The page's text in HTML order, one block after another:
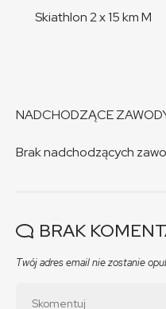
Skiathlon 2 x 15 km M
NADCHODZĄCE
Brak nadchodzących
BRAK
Twój adres email nie zostanie